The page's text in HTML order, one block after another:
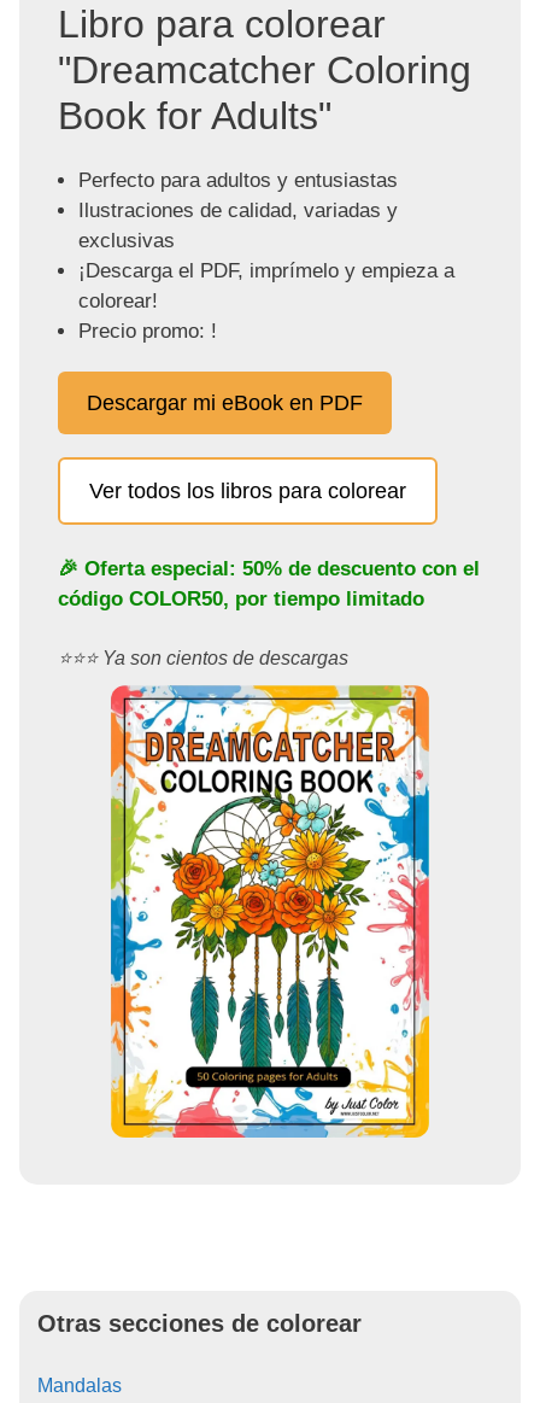
Libro para colorear
"Dreamcatcher Coloring
Book for Adults"
Perfecto para adultos y entusiastas
Ilustraciones de calidad, variadas y
exclusivas
¡Descarga el PDF, imprímelo y empieza a
colorear!
Precio promo: !
Descargar mi eBook en PDF
Ver todos los libros para colorear
🎉 Oferta especial: 50% de descuento con el
código COLOR50, por tiempo limitado
⭐️⭐️⭐️ Ya son cientos de descargas
Otras secciones de colorear
Mandalas